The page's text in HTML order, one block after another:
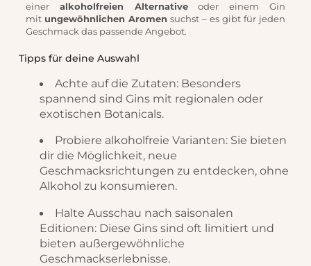
einer
alkoholfreien Alternative
oder einem Gin
mit ungewöhnlichen Aromen suchst – es gibt für jeden
Geschmack das passende Angebot.
Tipps für deine Auswahl
Achte auf die Zutaten: Besonders
spannend sind Gins mit regionalen oder
exotischen Botanicals.
Probiere alkoholfreie Varianten: Sie bieten
dir die Möglichkeit, neue
Geschmacksrichtungen zu entdecken, ohne
Alkohol zu konsumieren.
Halte Ausschau nach saisonalen
Editionen: Diese Gins sind oft limitiert und
bieten außergewöhnliche
Geschmackserlebnisse.